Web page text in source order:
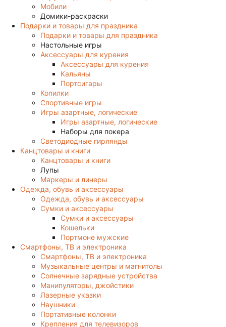
Мобили
Домики-раскраски
Подарки и товары для праздника
Подарки и товары для праздника
Настольные игры
Аксессуары для курения
Аксессуары для курения
Кальяны
Портсигары
Копилки
Спортивные игры
Игры азартные, логические
Игры азартные, логические
Наборы для покера
Светодиодные гирлянды
Канцтовары и книги
Канцтовары и книги
Лупы
Маркеры и линеры
Одежда, обувь и аксессуары
Одежда, обувь и аксессуары
Сумки и аксессуары
Сумки и аксессуары
Кошельки
Портмоне мужские
Смартфоны, ТВ и электроника
Смартфоны, ТВ и электроника
Музыкальные центры и магнитолы
Солнечные зарядные устройства
Манипуляторы, джойстики
Лазерные указки
Наушники
Портативные колонки
Крепления для телевизоров